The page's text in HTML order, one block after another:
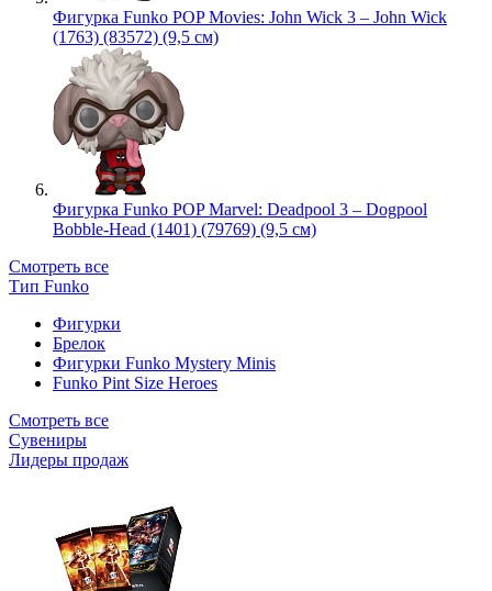
Фигурка Funko POP Movies: John Wick 3 – John Wick
(1763) (83572) (9,5 см)
Фигурка Funko POP Marvel: Deadpool 3 – Dogpool
Bobble-Head (1401) (79769) (9,5 см)
Смотреть все
Тип Funko
Фигурки
Брелок
Фигурки Funko Mystery Minis
Funko Pint Size Heroes
Смотреть все
Сувениры
Лидеры продаж